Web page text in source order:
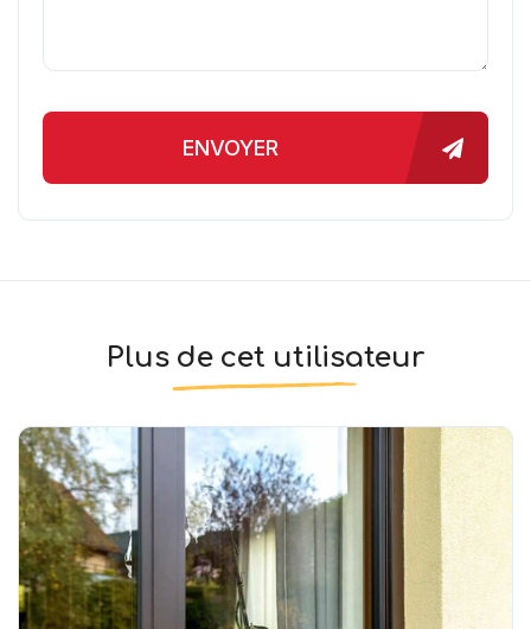
ENVOYER
Plus de cet utilisateur